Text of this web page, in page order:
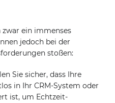
ein immenses
jedoch bei der
stoßen:
Sie sicher, dass Ihre
in Ihr CRM-System oder
ist, um Echtzeit-